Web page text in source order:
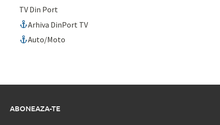
TV Din Port
Arhiva DinPort TV
Auto/Moto
ABONEAZA-TE